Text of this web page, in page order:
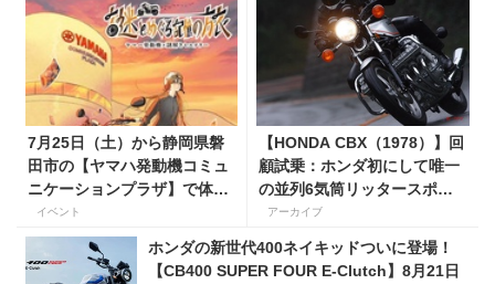
7月25日（土）から静岡県磐
田市の【ヤマハ発動機コミュ
ニケーションプラザ】で体験
型謎解きイベントを開催！
イベント
【HONDA CBX（1978）】回
顧試乗：ホンダ初にして唯一
の並列6気筒リッタースポー
ツはどんな乗り味だったの
アーカイブ
ホンダの新世代400ネイキッドついに登場！
【CB400 SUPER FOUR E-Clutch】8月21日